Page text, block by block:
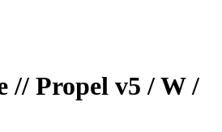
// Propel v5 / W /